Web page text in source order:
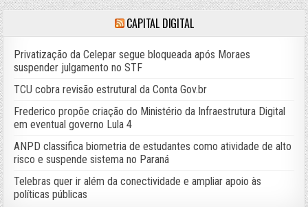
CAPITAL DIGITAL
Privatização da Celepar segue bloqueada após Moraes
suspender julgamento no STF
TCU cobra revisão estrutural da Conta Gov.br
Frederico propõe criação do Ministério da Infraestrutura Digital
em eventual governo Lula 4
ANPD classifica biometria de estudantes como atividade de alto
risco e suspende sistema no Paraná
Telebras quer ir além da conectividade e ampliar apoio às
políticas públicas